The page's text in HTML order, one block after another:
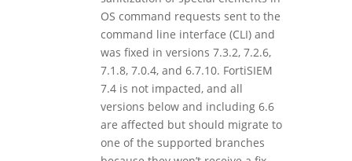
OS command requests sent to the
command line interface (CLI) and
was fixed in versions 7.3.2, 7.2.6,
7.1.8, 7.0.4, and 6.7.10. FortiSIEM
7.4 is not impacted, and all
versions below and including 6.6
are affected but should migrate to
one of the supported branches